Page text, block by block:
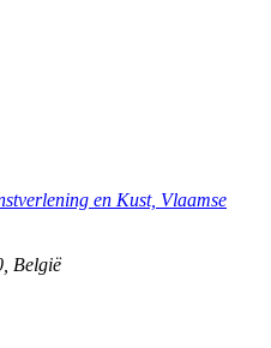
en Kust, Vlaamse
België